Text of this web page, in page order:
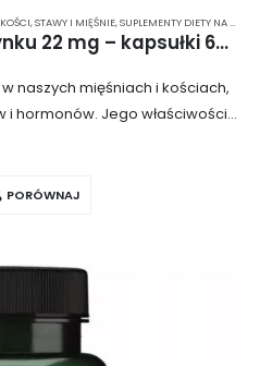
STAWY I MIĘŚNIE,SUPLEMENTY DIETY NA ODPORNOŚĆ
Swanson pikolinian cynku 22 mg – kapsułki 60 szt.
naszych mięśniach i kościach,
i hormonów. Jego właściwości
i paznokci. Każda kapsułka
PORÓWNAJ